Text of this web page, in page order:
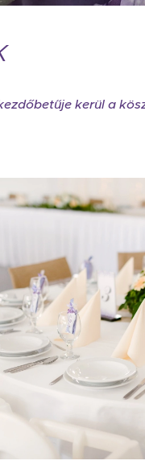
kerül a